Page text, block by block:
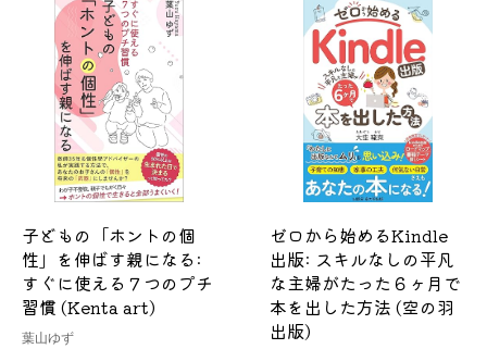
子どもの「ホントの個
性」を伸ばす親になる:
すぐに使える７つのプチ
習慣 (Kenta art)
葉山ゆず
ゼロから始めるKindle
出版: スキルなしの平凡
な主婦がたった６ヶ月で
本を出した方法 (空の羽
出版)